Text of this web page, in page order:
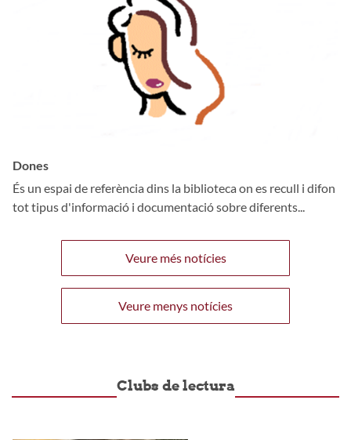
Dones
És un espai de referència dins la biblioteca on es recull i difon
tot tipus d'informació i documentació sobre diferents...
Veure més notícies
Veure menys notícies
Clubs de lectura